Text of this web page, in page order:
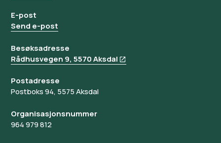
E-post
Send e-post
Besøksadresse
Rådhusvegen 9, 5570 Aksdal
Postadresse
Postboks 94, 5575 Aksdal
Organisasjonsnummer
964 979 812